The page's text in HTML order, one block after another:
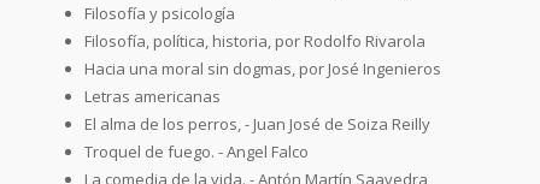
Filosofía y psicología
Filosofía, política, historia, por Rodolfo Rivarola
Hacia una moral sin dogmas, por José Ingenieros
Letras americanas
El alma de los perros, - Juan José de Soiza Reilly
Troquel de fuego. - Angel Falco
La comedia de la vida. - Antón Martín Saavedra